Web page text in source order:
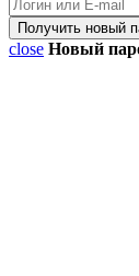
close Новый